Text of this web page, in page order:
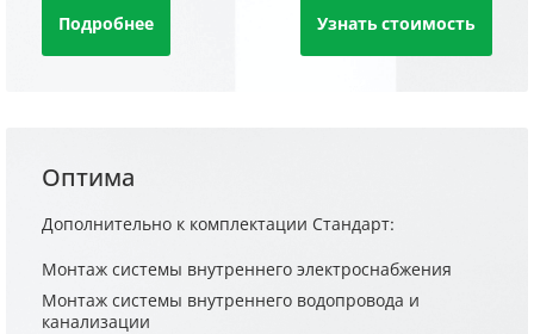
Подробнее Узнать стоимость
Оптима
Дополнительно к комплектации Стандарт:
Монтаж системы внутреннего электроснабжения
Монтаж системы внутреннего водопровода и
канализации